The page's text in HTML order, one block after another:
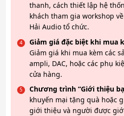
thanh, cách thiết lập hệ
khách tham gia workshop
Hải Audio tổ chức.
Giảm giá đặc biệt khi mua
Giảm giá khi mua kèm các
ampli, DAC, hoặc các phụ
cửa hàng.
Chương trình “Giới thiệu
khuyến mại tặng quà hoặc
giới thiệu và người được